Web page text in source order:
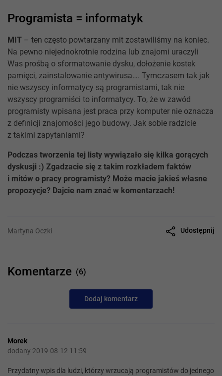
Programista = informatyk
MIT – ten często powtarzany mit zostawiliśmy na koniec.
Na pewno niejednokrotnie rodzina lub znajomi uraczyli
Was prośbą o sformatowanie dysku, dołożenie kostek
pamięci, zainstalowanie antywirusa…. Tymczasem tak jak
nie wszyscy informatycy są programistami, tak nie
wszyscy programiści to informatycy. To, że w zawód
programisty wpisana jest praca przy komputer nie oznacza
z definicji znajomości jego budowy. Jak sobie radzicie
z takimi zapytaniami?
Podczas tworzenia tej listy wywiązało się kilka gorących
dyskusji :) Zgadzacie się z takim rozkładem faktów
i mitów o pracy programisty? Może macie jakieś własne
propozycje? Dajcie nam znać w komentarzach!
Martyna Oczki Udostępnij
Komentarze (6)
Dodaj komentarz
Morek
dodany 2019-08-12 11:59
Przydatny wpis dla ludzi, którzy wrzucają programistów do jednego